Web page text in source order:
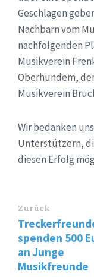
Geschlagen
Nachbarn vom
nachfolgenden
Musikverein
Oberhundem,
Musikverein
Wir bedanken
Unterstützern,
diesen Erfolg
Zurück
spenden 500
an Junge
Musikfreunde